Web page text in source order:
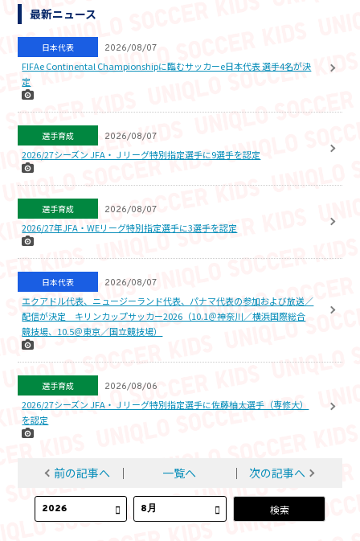
最新ニュース
日本代表 2026/08/07
FIFAe Continental Championshipに臨むサッカーe日本代表 選手4名が決
定
選手育成 2026/08/07
2026/27シーズン JFA・Ｊリーグ特別指定選手に9選手を認定
選手育成 2026/08/07
2026/27年JFA・WEリーグ特別指定選手に3選手を認定
日本代表 2026/08/07
エクアドル代表、ニュージーランド代表、パナマ代表の参加および放送／
配信が決定 キリンカップサッカー2026（10.1＠神奈川／横浜国際総合
競技場、10.5＠東京／国立競技場）
選手育成 2026/08/06
2026/27シーズン JFA・Ｊリーグ特別指定選手に佐藤柚太選手（専修大）
を認定
前の記事へ │ 一覧へ │ 次の記事へ